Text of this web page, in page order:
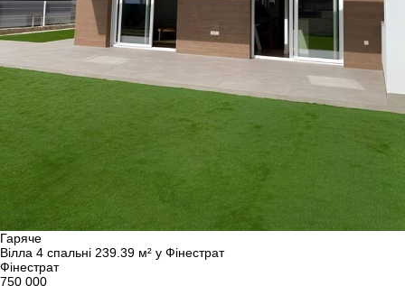
Гаряче
Вілла 4 спальні 239.39 м² у Фінестрат
Фінестрат
750 000